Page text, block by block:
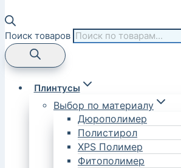
Поиск товаров
Плинтусы
Выбор по материалу
Дюрополимер
Полистирол
XPS Полимер
Фитополимер